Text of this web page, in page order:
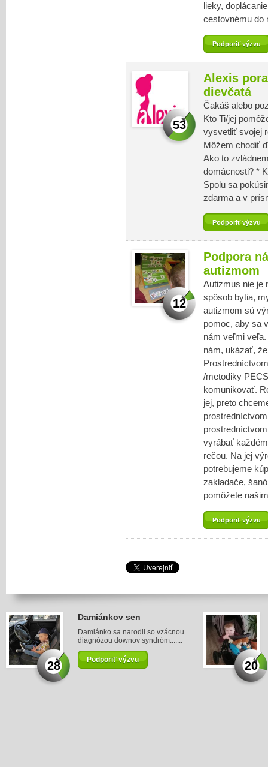
lieky,
cestovnému do
Podporiť výzvu
53
Alexis
dievčatá
Čakáš alebo
Kto Ti/jej
vysvetliť svojej
Môžem chodiť
Ako to
domácnosti? *
Spolu sa
zdarma a v
Podporiť výzvu
12
Podpora
autizmom
Autizmus nie je
spôsob bytia,
autizmom sú
pomoc, aby sa
nám veľmi
nám, ukázať,
/metodiky
komunikovať.
jej, preto
vyrábať
rečou. Na jej
potrebujeme
zakladače,
pomôžete
Podporiť výzvu
28
Damiánkov sen
Damiánko sa narodil so vzácnou
diagnózou downov syndróm.......
Podporiť výzvu 20